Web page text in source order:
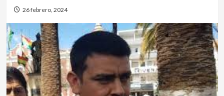
26 febrero, 2024